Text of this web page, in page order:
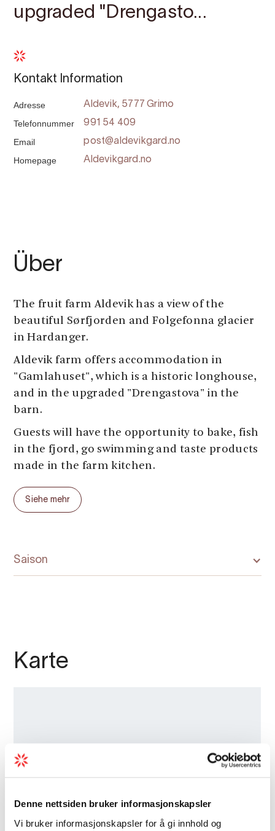
Denne nettsiden bruker informasjonskapsler
Vi bruker informasjonskapsler for å gi innhold og
upgraded "Drengasto...
Kontakt Information
Adresse Aldevik, 5777 Grimo
Telefonnummer 991 54 409
Email post@aldevikgard.no
Homepage Aldevikgard.no
Über
The fruit farm Aldevik has a view of the
beautiful Sørfjorden and Folgefonna glacier
in Hardanger.
Aldevik farm offers accommodation in
"Gamlahuset", which is a historic longhouse,
and in the upgraded "Drengastova" in the
barn.
Guests will have the opportunity to bake, fish
in the fjord, go swimming and taste products
made in the farm kitchen.
Siehe mehr
Saison
Karte